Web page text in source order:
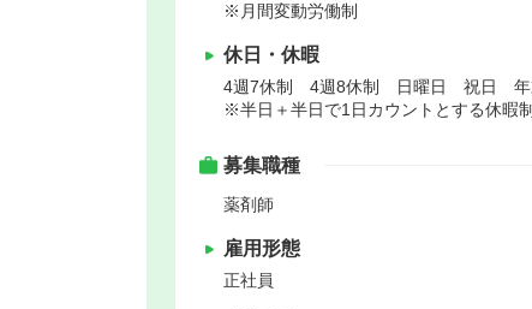
※月間変動労働制
休日・休暇
4週7休制 4週8休制 日曜日 祝日 年
※半日＋半日で1日カウントとする休暇
募集職種
薬剤師
雇用形態
正社員